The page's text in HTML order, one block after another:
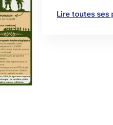
Lire toutes ses